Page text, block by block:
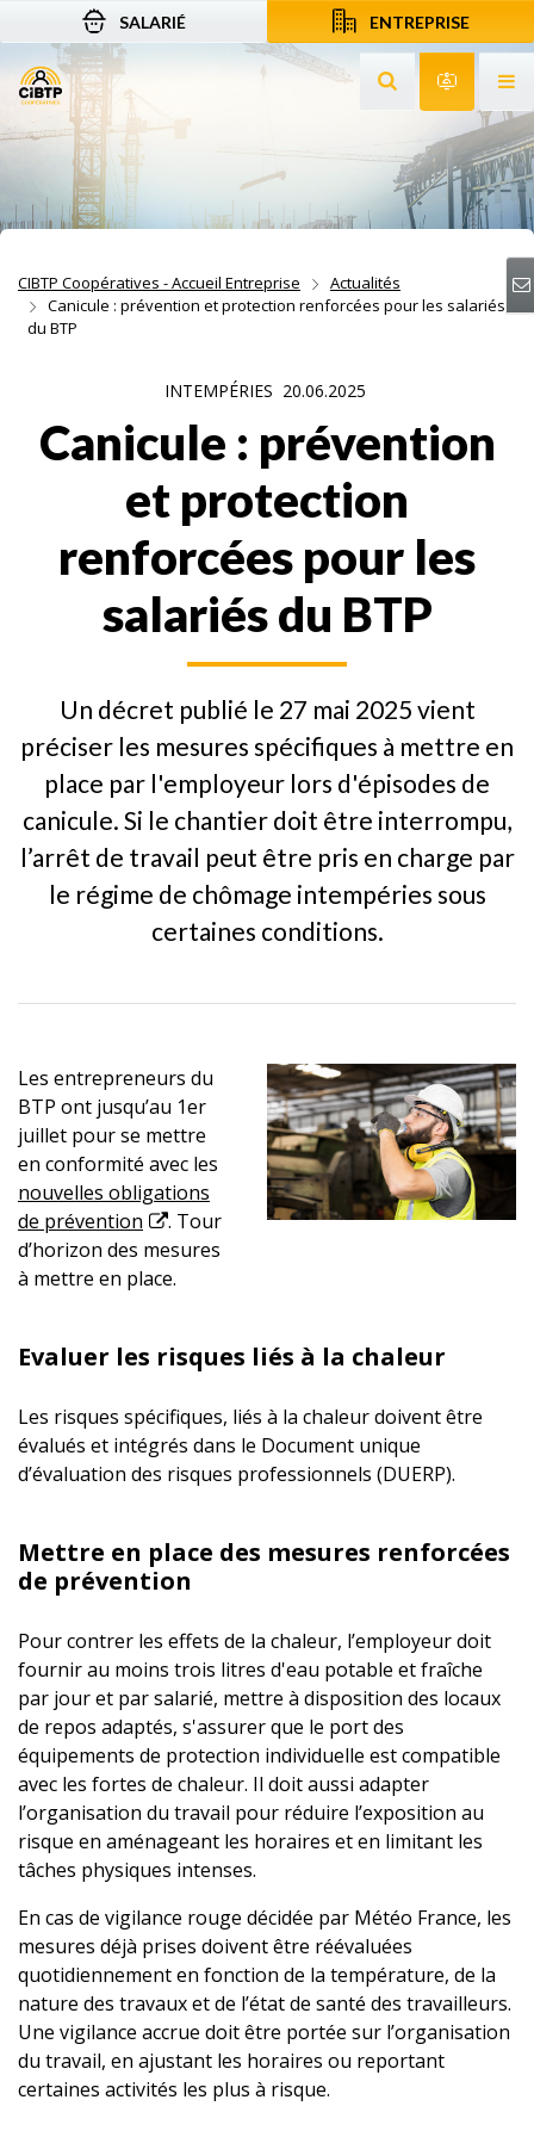
Aller au contenu
Aller à la recherche
Aller à la navigation
SALARIÉ ENTREPRISE
Rechercher sur
CIBTP Coopératives - Accueil Entreprise
Actualités
Canicule : prévention et protection renforcées pour les salariés
du BTP
INTEMPÉRIES 20.06.2025
Canicule : prévention
et protection
renforcées pour les
salariés du BTP
Un décret publié le 27 mai 2025 vient
préciser les mesures spécifiques à mettre en
place par l'employeur lors d'épisodes de
canicule. Si le chantier doit être interrompu,
l’arrêt de travail peut être pris en charge par
le régime de chômage intempéries sous
certaines conditions.
Les entrepreneurs du
BTP ont jusqu’au 1er
juillet pour se mettre
en conformité avec les
nouvelles obligations
de prévention
. Tour
d’horizon des mesures
à mettre en place.
Evaluer les risques liés à la chaleur
Les risques spécifiques, liés à la chaleur doivent être
évalués et intégrés dans le Document unique
d’évaluation des risques professionnels (DUERP).
Mettre en place des mesures renforcées
de prévention
Pour contrer les effets de la chaleur, l’employeur doit
fournir au moins trois litres d'eau potable et fraîche
par jour et par salarié, mettre à disposition des locaux
de repos adaptés, s'assurer que le port des
équipements de protection individuelle est compatible
avec les fortes de chaleur. Il doit aussi adapter
l’organisation du travail pour réduire l’exposition au
risque en aménageant les horaires et en limitant les
tâches physiques intenses.
En cas de vigilance rouge décidée par Météo France, les
mesures déjà prises doivent être réévaluées
quotidiennement en fonction de la température, de la
nature des travaux et de l’état de santé des travailleurs.
Une vigilance accrue doit être portée sur l’organisation
du travail, en ajustant les horaires ou reportant
certaines activités les plus à risque.